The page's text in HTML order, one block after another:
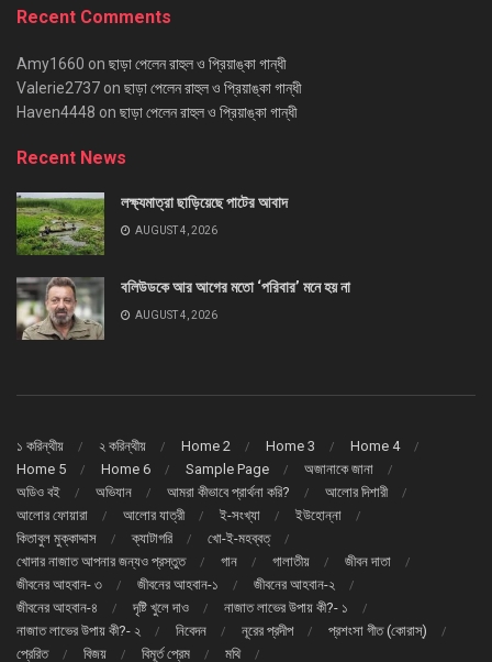
Recent Comments
Amy1660 on ছাড়া পেলেন রাহুল ও প্রিয়াঙ্কা গান্ধী
Valerie2737 on ছাড়া পেলেন রাহুল ও প্রিয়াঙ্কা গান্ধী
Haven4448 on ছাড়া পেলেন রাহুল ও প্রিয়াঙ্কা গান্ধী
Recent News
লক্ষ্যমাত্রা ছাড়িয়েছে পাটের আবাদ
AUGUST 4, 2026
বলিউডকে আর আগের মতো ‘পরিবার’ মনে হয় না
AUGUST 4, 2026
১ করিন্থীয় ২ করিন্থীয় Home 2 Home 3
Home 4
Home 5
Home 6 Sample Page
অজানাকে জানা
অডিও বই
অভিযান আমরা কীভাবে প্রার্থনা করি?
আলোর দিশারী
আলোর ফোয়ারা
আলোর যাত্রী ই-সংখ্যা
ইউহোন্না
কিতাবুল মুক্কাদ্দাস
ক্যাটাগরি
খো-ই-মহব্বত্
খোদার নাজাত আপনার জন্যও প্রস্তুত
গান গালাতীয়
জীবন দাতা
জীবনের আহবান- ৩
জীবনের আহবান-১
জীবনের আহবান-২
জীবনের আহবান-৪
দৃষ্টি খুলে দাও
নাজাত লাভের উপায় কী?- ১
নাজাত লাভের উপায় কী?- ২
নিবেদন নূরের প্রদীপ
প্রশংসা গীত (কোরাস্)
প্রেরিত
বিজয় বিমূর্ত প্রেম মথি